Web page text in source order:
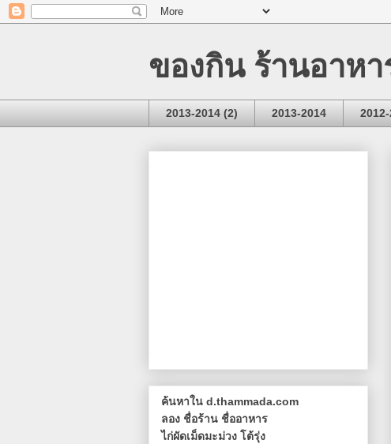
ของกิน ร้านอาหา
2013-2014 (2) 2013-2014
ค้นหาใน d.thammada.com
ลอง ชื่อร้าน ชื่ออาหาร
ไก่ผัดเม็ดมะม่วง โต้รุ่ง